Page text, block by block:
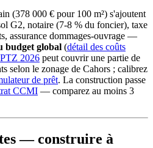
(378 000 € pour 100 m²) s'ajoutent
G2, notaire (7-8 % du foncier), taxe
assurance dommages-ouvrage —
budget global (détail des coûts
PTZ 2026 peut couvrir une partie de
selon le zonage de Cahors ; calibrez
de prêt. La construction passe
CCMI — comparez au moins 3
— construire à